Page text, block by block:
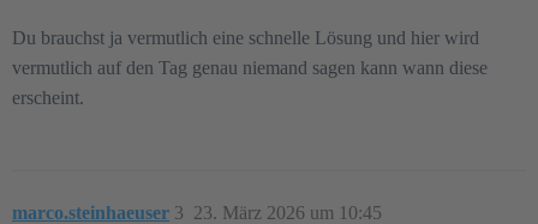
Du brauchst ja vermutlich eine schnelle Lösung und hier wird
vermutlich auf den Tag genau niemand sagen kann wann diese
erscheint.
marco.steinhaeuser 23. März 2026 um 10:45
3